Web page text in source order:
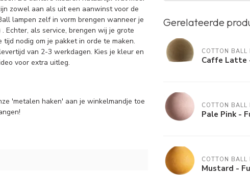
zowel aan als uit een aanwinst voor de
lampen zelf in vorm brengen wanneer je
Echter, als service, brengen wij je grote
nodig om je pakket in orde te maken.
van 2-3 werkdagen. Kies je kleur en
voor extra uitleg.
'metalen haken' aan je winkelmandje toe
Gerelateerde
COTTON BALL
Caffe Latte
COTTON BALL
Pale Pink -
COTTON BALL
Mustard -